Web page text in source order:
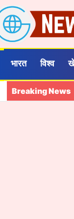
भारत विश्व
Breaking News